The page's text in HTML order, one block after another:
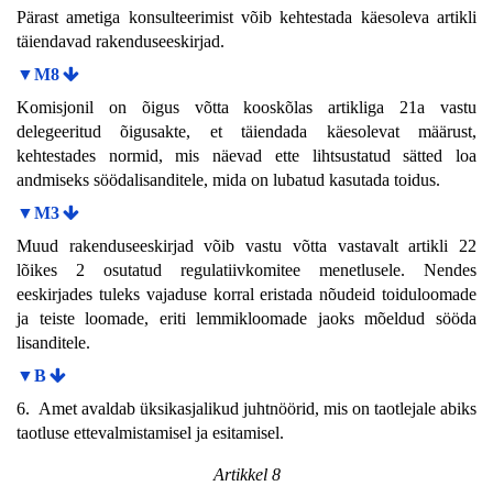
Pärast ametiga konsulteerimist võib kehtestada käesoleva artikli
täiendavad rakenduseeskirjad.
▼M8
Komisjonil on õigus võtta kooskõlas artikliga 21a vastu
delegeeritud õigusakte, et täiendada käesolevat määrust,
kehtestades normid, mis näevad ette lihtsustatud sätted loa
andmiseks söödalisanditele, mida on lubatud kasutada toidus.
▼M3
Muud rakenduseeskirjad võib vastu võtta vastavalt artikli 22
lõikes 2 osutatud regulatiivkomitee menetlusele. Nendes
eeskirjades tuleks vajaduse korral eristada nõudeid toiduloomade
ja teiste loomade, eriti lemmikloomade jaoks mõeldud sööda
lisanditele.
▼B
6. Amet avaldab üksikasjalikud juhtnöörid, mis on taotlejale abiks
taotluse ettevalmistamisel ja esitamisel.
Artikkel 8